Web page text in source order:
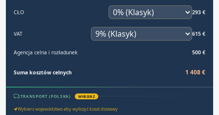
CŁO 293 €
VAT 615 €
Agencja celna i rozładunek 500 €
Suma kosztów celnych 1 408 €
TRANSPORT (POLSKA) WYBIERZ
Wybierz województwo aby wyliczyć koszt dostawy